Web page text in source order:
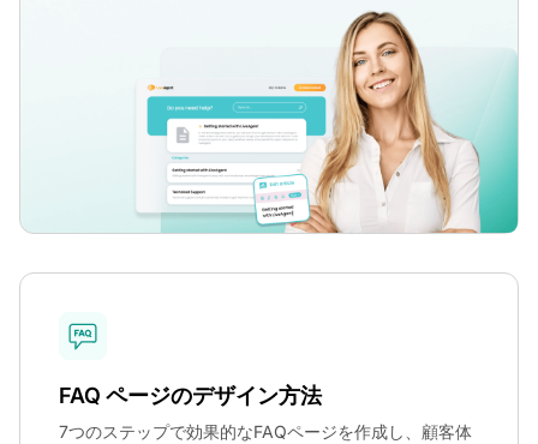
FAQ ページのデザイン方法
7つのステップで効果的なFAQページを作成し、顧客体